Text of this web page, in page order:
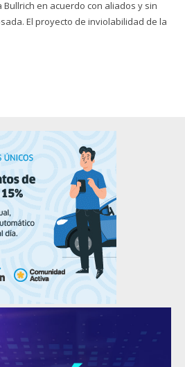
Bullrich en acuerdo con aliados y sin
El proyecto de inviolabilidad de la